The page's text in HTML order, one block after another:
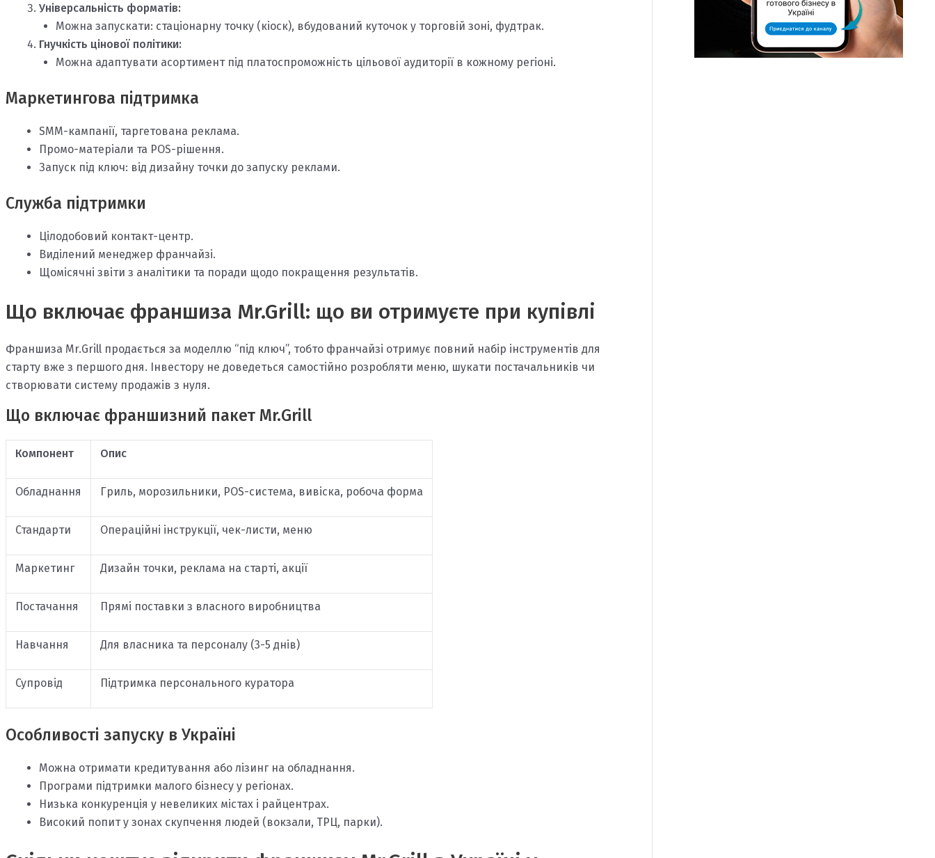
Універсальність форматів:
Можна запускати: стаціонарну точку (кіоск), вбудований куточок у торговій зоні, фудтрак.
Гнучкість цінової політики:
Можна адаптувати асортимент під платоспроможність цільової аудиторії в кожному регіоні.
Маркетингова підтримка
SMM-кампанії, таргетована реклама.
Промо-матеріали та POS-рішення.
Запуск під ключ: від дизайну точки до запуску реклами.
Служба підтримки
Цілодобовий контакт-центр.
Виділений менеджер франчайзі.
Щомісячні звіти з аналітики та поради щодо покращення результатів.
Що включає франшиза Mr.Grill: що ви отримуєте при купівлі
Франшиза Mr.Grill продається за моделлю “під ключ”, тобто франчайзі отримує повний набір інструментів для
старту вже з першого дня. Інвестору не доведеться самостійно розробляти меню, шукати постачальників чи
створювати систему продажів з нуля.
Що включає франшизний пакет Mr.Grill
Компонент Опис
Обладнання Гриль, морозильники, POS-система, вивіска, робоча форма
Стандарти Операційні інструкції, чек-листи, меню
Маркетинг Дизайн точки, реклама на старті, акції
Постачання Прямі поставки з власного виробництва
Навчання Для власника та персоналу (3-5 днів)
Супровід Підтримка персонального куратора
Особливості запуску в Україні
Можна отримати кредитування або лізинг на обладнання.
Програми підтримки малого бізнесу у регіонах.
Низька конкуренція у невеликих містах і райцентрах.
Високий попит у зонах скупчення людей (вокзали, ТРЦ, парки).